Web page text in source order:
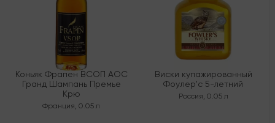
Коньяк Фрапен ВСОП AOC
Гранд Шампань Премье
Крю
Франция,0.05 л
Виски купажированный
Фоулер'с 5-летний
Россия, 0.05 л